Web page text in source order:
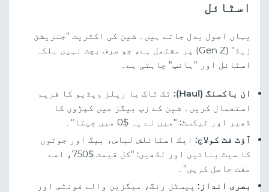
اسٹائل
یہاں اصول بدل جاتے ہیں۔ شین کی اکثریت "جنریشن
زیڈ" (Gen Z) پر مشتمل ہے، جو صرف بچت نہیں بلکہ
اسٹائل اور "ہائپ" چاہتی ہے۔
ان باکسنگ (Haul):
ٹک ٹاک یا ریلز ویڈیو کا فریم
استعمال کریں۔ شین کے زپ بیگز میں کپڑوں کا
ڈھیر اور ٹیکسٹ: "میں نے یہ $0 میں جیتا"۔
آؤٹ فٹ کولاج: ایک اسٹائلش لباس، بیگ اور جوتوں
کا سیٹ بنائیں اور لکھیں: "کل قیمت $750، اسے
مفت حاصل کریں"۔
بصری انداز: پیسٹل رنگ، میگزین والے فونٹس اور